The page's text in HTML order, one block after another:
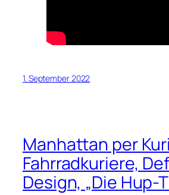
1. September 2022
Manhattan per
Fahrradkuriere,
Design, „Die Hup-